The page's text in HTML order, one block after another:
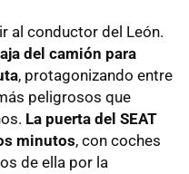
al conductor del León.
del camión para
, protagonizando entre
peligrosos que
La puerta del SEAT
minutos, con coches
de ella por la